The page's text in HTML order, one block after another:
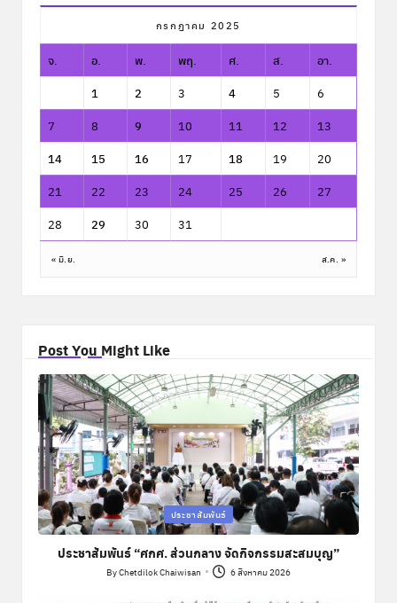
กรกฎาคม 2025
จ. อ. พ. พฤ. ศ. ส.
อา.
1
2 3 4 5
6
7
8 9 10 11 12
13
14
15 16 17 18 19
20
21
22 23 24 25 26
27
28
29 30 31
« มิ.ย. ส.ค. »
Post You Might Like
Posted
in
ประชาสัมพันธ์
ประชาสัมพันธ์ “ศกศ. ส่วนกลาง จัดกิจกรรมสะสมบุญ”
Posted
ByChetdilok Chaiwisan 6 สิงหาคม 2026